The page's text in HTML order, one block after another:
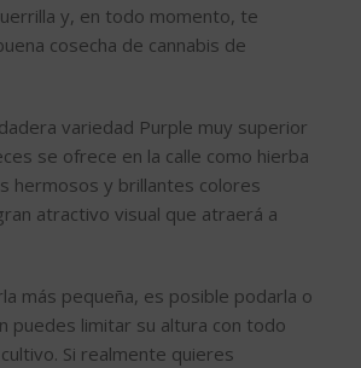
y, en todo momento, te
cosecha de cannabis de
variedad Purple muy superior
se ofrece en la calle como hierba
hermosos y brillantes colores
atractivo visual que atraerá a
más pequeña, es posible podarla o
puedes limitar su altura con todo
Si realmente quieres